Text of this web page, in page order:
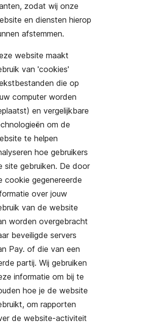
zodat wij onze
en diensten hierop
afstemmen.
website maakt
van 'cookies'
die op
computer worden
en vergelijkbare
om de
te helpen
hoe gebruikers
site gebruiken. De door
cookie gegenereerde
over jouw
van de website
worden overgebracht
beveiligde servers
Pay. of die van een
partij. Wij gebruiken
informatie om bij te
hoe je de website
om rapporten
de website-activiteit